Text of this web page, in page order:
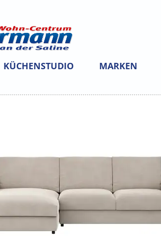
KÜCHENSTUDIO MARKEN